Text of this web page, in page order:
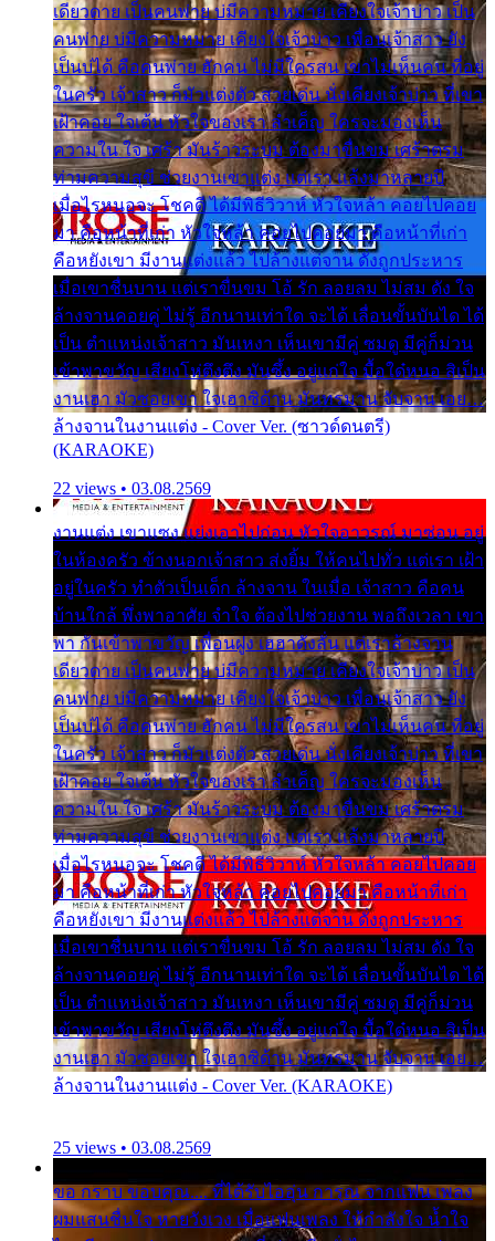
เดียวดาย เป็นคนพ่าย บ่มีความหมาย เคียงใจเจ้าบ่าว เป็น
คนพ่าย บ่มีความหมาย เคียงใจเจ้าบ่าว เพื่อนเจ้าสาว ยัง
เป็นบ่ได้ คือคนพ่าย ฮักคน ไม่มีใครสน เขาไม่เห็นคน ที่อยู่
ในครัว เจ้าสาว ก็มัวแต่งตัว สวยเด่น นั่งเคียงเจ้าบ่าว ที่เขา
เฝ้าคอย ใจเต้น หัวใจของเรา ลำเค็ญ ใครจะมองเห็น
ความใน ใจ เศร้า มันร้าวระบม ต้องมาขื่นขม เศร้าตรม
ท่ามความสุขี ช่วยงานเขาแต่ง แต่เรา แล้งมาหลายปี
เมื่อไรหนอจะ โชคดี ได้มีพิธีวิวาห์ หัวใจหล้า คอยไปคอย
มา คือหน้าที่เก่า หัวใจหล้า คอยไปคอยมา คือหน้าที่เก่า
คือหยังเขา มีงานแต่งแล้ว ไปล้างแต่จาน ดั่งถูกประหาร
เมื่อเขาชื่นบาน แต่เราขื่นขม โอ้ รัก ลอยลม ไม่สม ดัง ใจ
ล้างจานคอยคู่ ไม่รู้ อีกนานเท่าใด จะได้ เลื่อนขั้นบันได ได้
เป็น ตำแหน่งเจ้าสาว มันเหงา เห็นเขามีคู่ ซมดู มีคู่ก็ม่วน
เข้าพาขวัญ เสียงโห่ตึงตึง มันซึ้ง อยู่แก่ใจ มื้อใด๋หนอ สิเป็น
งานเฮา มัวซอยเขา ใจเฮาซิด้าน มันทรมาน จับจาน เอย…
ล้างจานในงานแต่ง - Cover Ver. (ซาวด์ดนตรี)
(KARAOKE)
22 views • 03.08.2569
งานแต่ง เขาแซง แย่งเอาไปก่อน หัวใจอาวรณ์ มาซ่อน อยู่
ในห้องครัว ข้างนอกเจ้าสาว ส่งยิ้ม ให้คนไปทั่ว แต่เรา เฝ้า
อยู่ในครัว ทำตัวเป็นเด็ก ล้างจาน ในเมื่อ เจ้าสาว คือคน
บ้านใกล้ พึ่งพาอาศัย จำใจ ต้องไปช่วยงาน พอถึงเวลา เขา
พา กันเข้าพาขวัญ เพื่อนฝูง เฮฮาดังลั่น แต่เราล้างจาน
เดียวดาย เป็นคนพ่าย บ่มีความหมาย เคียงใจเจ้าบ่าว เป็น
คนพ่าย บ่มีความหมาย เคียงใจเจ้าบ่าว เพื่อนเจ้าสาว ยัง
เป็นบ่ได้ คือคนพ่าย ฮักคน ไม่มีใครสน เขาไม่เห็นคน ที่อยู่
ในครัว เจ้าสาว ก็มัวแต่งตัว สวยเด่น นั่งเคียงเจ้าบ่าว ที่เขา
เฝ้าคอย ใจเต้น หัวใจของเรา ลำเค็ญ ใครจะมองเห็น
ความใน ใจ เศร้า มันร้าวระบม ต้องมาขื่นขม เศร้าตรม
ท่ามความสุขี ช่วยงานเขาแต่ง แต่เรา แล้งมาหลายปี
เมื่อไรหนอจะ โชคดี ได้มีพิธีวิวาห์ หัวใจหล้า คอยไปคอย
มา คือหน้าที่เก่า หัวใจหล้า คอยไปคอยมา คือหน้าที่เก่า
คือหยังเขา มีงานแต่งแล้ว ไปล้างแต่จาน ดั่งถูกประหาร
เมื่อเขาชื่นบาน แต่เราขื่นขม โอ้ รัก ลอยลม ไม่สม ดัง ใจ
ล้างจานคอยคู่ ไม่รู้ อีกนานเท่าใด จะได้ เลื่อนขั้นบันได ได้
เป็น ตำแหน่งเจ้าสาว มันเหงา เห็นเขามีคู่ ซมดู มีคู่ก็ม่วน
เข้าพาขวัญ เสียงโห่ตึงตึง มันซึ้ง อยู่แก่ใจ มื้อใด๋หนอ สิเป็น
งานเฮา มัวซอยเขา ใจเฮาซิด้าน มันทรมาน จับจาน เอย…
ล้างจานในงานแต่ง - Cover Ver. (KARAOKE)
25 views • 03.08.2569
ขอ กราบ ขอบคุณ.... ที่ได้รับไออุ่น การุณ จากแฟน เพลง
ผมแสนชื่นใจ หายวังเวง เมื่อแฟนเพลง ให้กำลังใจ น้ำใจ